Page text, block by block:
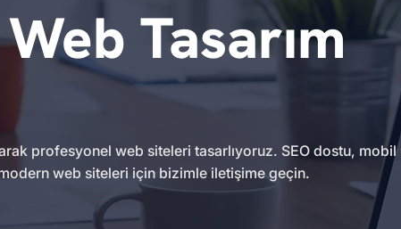
Tasarım
profesyonel web siteleri tasarlıyoruz. SEO dostu,
web siteleri için bizimle iletişime geçin.